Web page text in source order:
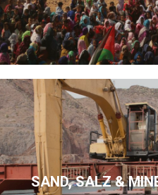
SAND, SALZ &